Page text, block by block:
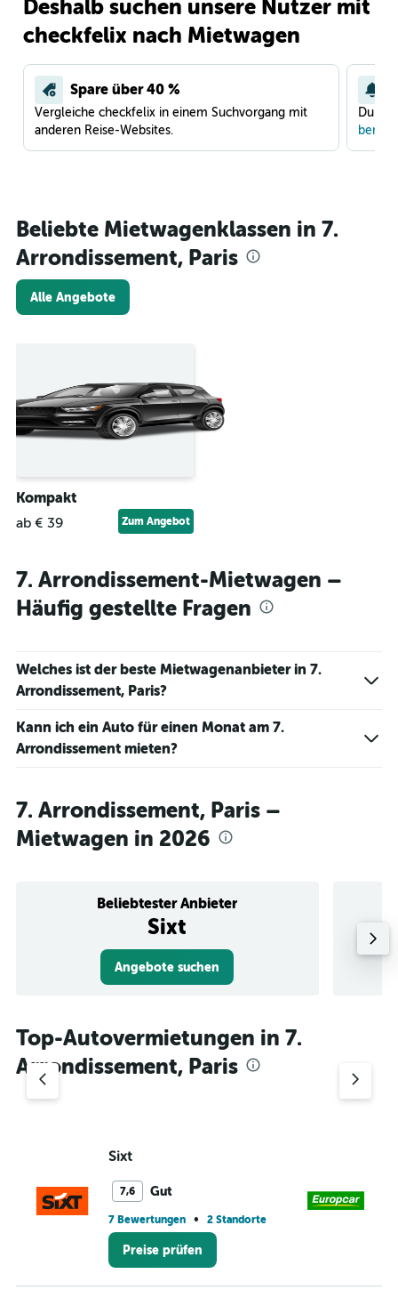
Deshalb suchen unsere Nutzer mit
checkfelix nach Mietwagen
Spare über 40 %
Vergleiche checkfelix in einem Suchvorgang mit
anderen Reise-Websites.
Du
Beliebte Mietwagenklassen in 7.
Arrondissement, Paris
Alle Angebote
Kompakt
ab € 39 Zum Angebot
7. Arrondissement-Mietwagen –
Häufig gestellte Fragen
Welches ist der beste Mietwagenanbieter in 7.
Arrondissement, Paris?
Kann ich ein Auto für einen Monat am 7.
Arrondissement mieten?
7. Arrondissement, Paris –
Mietwagen in 2026
Beliebtester Anbieter
Sixt
Angebote suchen
Top-Autovermietungen in 7.
Arrondissement, Paris
Sixt
7,6 Gut
7 Bewertungen • 2 Standorte
Preise prüfen